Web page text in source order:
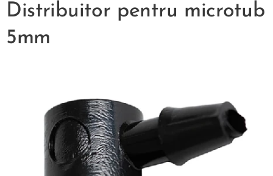
Distribuitor pentru microtub
5mm